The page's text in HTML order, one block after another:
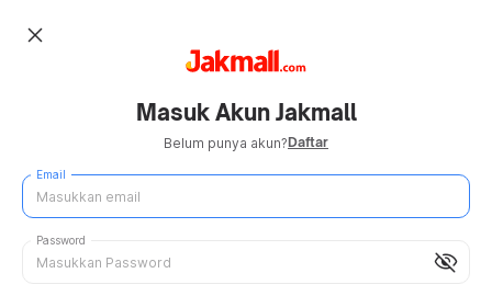
close
Masuk Akun Jakmall
Belum punya akun?Daftar
Email
visibility_off
Password